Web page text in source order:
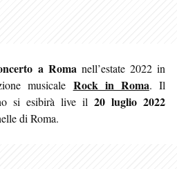
a Roma nell’estate 2022 in
musicale Rock in Roma. Il
si esibirà live il 20 luglio 2022
di Roma.